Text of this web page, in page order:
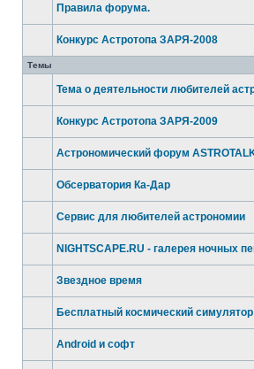
Правила форума.
Конкурс Астротопа ЗАРЯ-2008
Темы
Тема о деятельности любителей
Конкурс Астротопа ЗАРЯ-2009
Астрономический форум
Обсерватория Ка-Дар
Сервис для любителей астрономии
NIGHTSCAPE.RU - галерея ночных
Звездное время
Бесплатный космический
Android и софт